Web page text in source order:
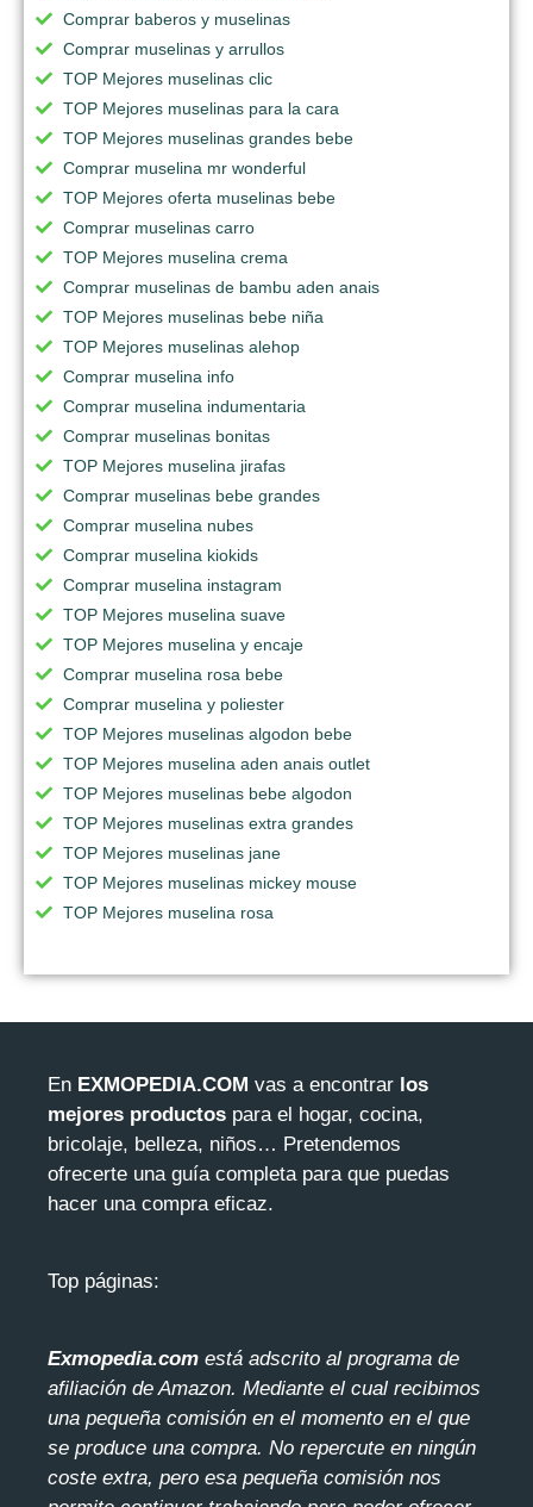
Comprar baberos y muselinas
Comprar muselinas y arrullos
TOP Mejores muselinas clic
TOP Mejores muselinas para la cara
TOP Mejores muselinas grandes bebe
Comprar muselina mr wonderful
TOP Mejores oferta muselinas bebe
Comprar muselinas carro
TOP Mejores muselina crema
Comprar muselinas de bambu aden anais
TOP Mejores muselinas bebe niña
TOP Mejores muselinas alehop
Comprar muselina info
Comprar muselina indumentaria
Comprar muselinas bonitas
TOP Mejores muselina jirafas
Comprar muselinas bebe grandes
Comprar muselina nubes
Comprar muselina kiokids
Comprar muselina instagram
TOP Mejores muselina suave
TOP Mejores muselina y encaje
Comprar muselina rosa bebe
Comprar muselina y poliester
TOP Mejores muselinas algodon bebe
TOP Mejores muselina aden anais outlet
TOP Mejores muselinas bebe algodon
TOP Mejores muselinas extra grandes
TOP Mejores muselinas jane
TOP Mejores muselinas mickey mouse
TOP Mejores muselina rosa
En EXMOPEDIA.COM vas a encontrar los
mejores productos para el hogar, cocina,
bricolaje, belleza, niños… Pretendemos
ofrecerte una guía completa para que puedas
hacer una compra eficaz.
Top páginas:
Exmopedia.com está adscrito al programa de
afiliación de Amazon. Mediante el cual recibimos
una pequeña comisión en el momento en el que
se produce una compra. No repercute en ningún
coste extra, pero esa pequeña comisión nos